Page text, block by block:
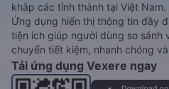
khắp các tỉnh thành tại Việt Nam.
Ứng dụng hiển thị thông tin đầy
tiện ích giúp người dùng so sánh
chuyển tiết kiệm, nhanh chóng
Tải ứng dụng Vexere ngay